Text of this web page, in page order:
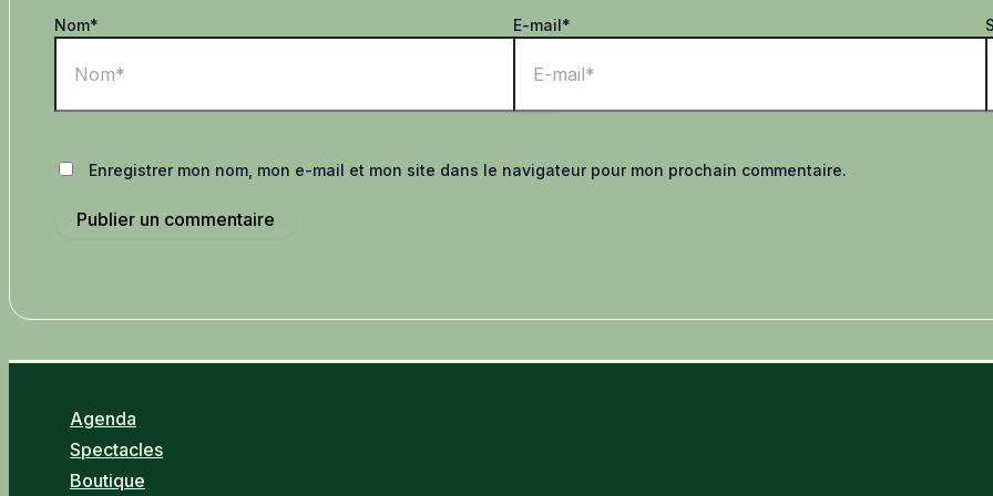
Nom* E-mail*
Enregistrer mon nom, mon e-mail et mon site dans le navigateur pour mon prochain commentaire.
Agenda
Spectacles
Boutique